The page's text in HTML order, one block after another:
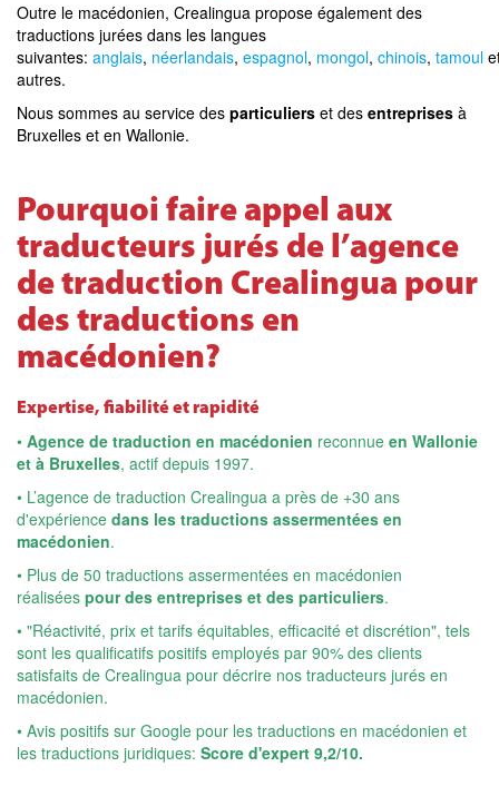
Outre le macédonien, Crealingua propose également des
traductions jurées dans les langues
suivantes: anglais, néerlandais, espagnol, mongol, chinois, tamoul
autres.
Nous sommes au service des particuliers et des entreprises à
Bruxelles et en Wallonie.
Pourquoi faire appel aux
traducteurs jurés de l’agence
de traduction Crealingua pour
des traductions en
macédonien?
Expertise, fiabilité et rapidité
• Agence de traduction en macédonien reconnue en Wallonie
et à Bruxelles, actif depuis 1997.
• L’agence de traduction Crealingua a près de +30 ans
d'expérience dans les traductions assermentées en
macédonien.
• Plus de 50 traductions assermentées en macédonien
réalisées pour des entreprises et des particuliers.
• "Réactivité, prix et tarifs équitables, efficacité et discrétion", tels
sont les qualificatifs positifs employés par 90% des clients
satisfaits de Crealingua pour décrire nos traducteurs jurés en
macédonien.
• Avis positifs sur Google pour les traductions en macédonien et
les traductions juridiques: Score d'expert 9,2/10.